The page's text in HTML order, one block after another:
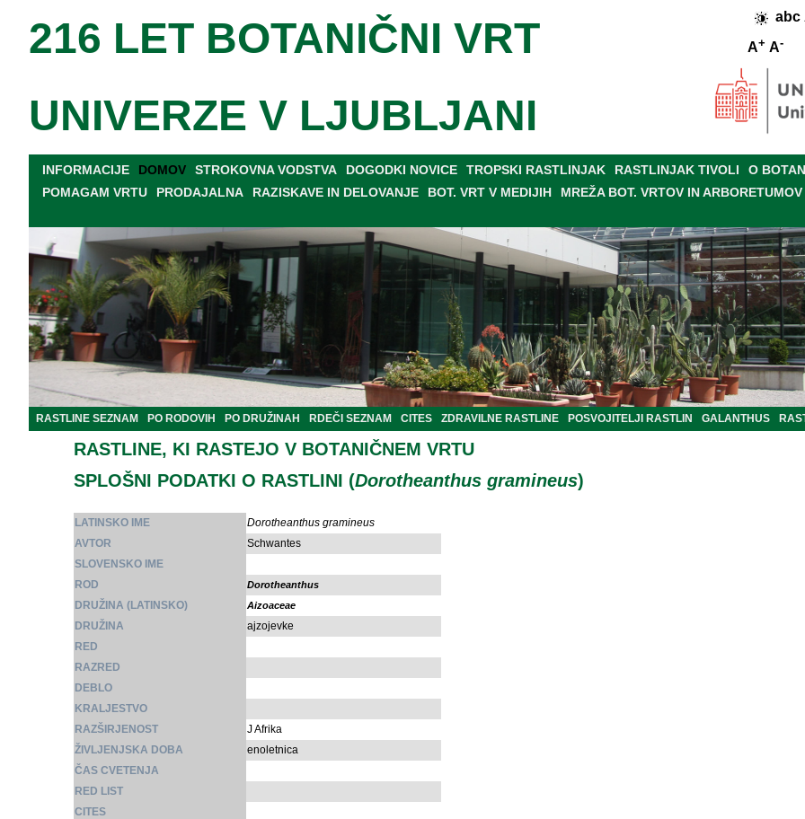
abc
A+ A-
216 LET BOTANIČNI VRT
UNIVERZE V LJUBLJANI
INFORMACIJE DOMOV STROKOVNA VODSTVA DOGODKI NOVICE TROPSKI RASTLINJAK RASTLINJAK TIVOLI O
POMAGAM VRTU
PRODAJALNA RAZISKAVE IN DELOVANJE BOT. VRT V MEDIJIH MREŽA BOT. VRTOV IN ARBORETUMOV
RASTLINE SEZNAM PO RODOVIH PO DRUŽINAH RDEČI SEZNAM CITES ZDRAVILNE RASTLINE POSVOJITELJI RASTLIN GALANTHUS
RASTLINE, KI RASTEJO V BOTANIČNEM VRTU
SPLOŠNI PODATKI O RASTLINI (Dorotheanthus gramineus)
LATINSKO IME
Dorotheanthus gramineus
AVTOR
Schwantes
SLOVENSKO IME
ROD
Dorotheanthus
DRUŽINA (LATINSKO) Aizoaceae
DRUŽINA
ajzojevke
RED
RAZRED
DEBLO
KRALJESTVO
RAZŠIRJENOST
J Afrika
ŽIVLJENJSKA DOBA
enoletnica
ČAS CVETENJA
RED LIST
CITES